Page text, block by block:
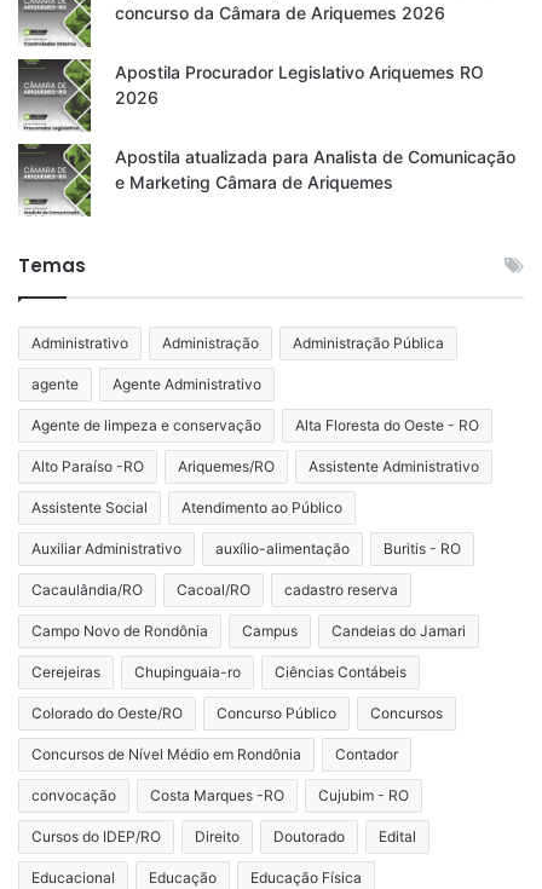
concurso da Câmara de Ariquemes 2026
Apostila Procurador Legislativo Ariquemes RO
2026
Apostila atualizada para Analista de Comunicação
e Marketing Câmara de Ariquemes
Temas
Administrativo Administração Administração Pública
agente Agente Administrativo
Agente de limpeza e conservação Alta Floresta do Oeste - RO
Alto Paraíso -RO Ariquemes/RO Assistente Administrativo
Assistente Social Atendimento ao Público
Auxiliar Administrativo auxílio-alimentação Buritis - RO
Cacaulândia/RO Cacoal/RO cadastro reserva
Campo Novo de Rondônia Campus Candeias do Jamari
Cerejeiras Chupinguaia-ro Ciências Contábeis
Colorado do Oeste/RO Concurso Público Concursos
Concursos de Nível Médio em Rondônia Contador
convocação Costa Marques -RO Cujubim - RO
Cursos do IDEP/RO Direito Doutorado Edital
Educacional Educação Educação Física